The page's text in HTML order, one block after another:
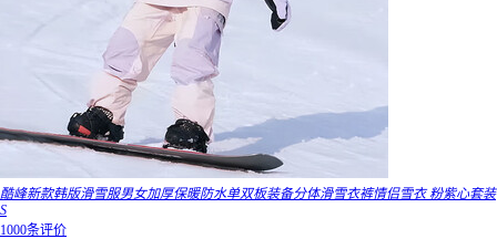
酷峰新款韩版滑雪服男女加厚保暖防水单双板装备分体滑雪衣裤情侣雪衣 粉紫心套装
S
1000条评价